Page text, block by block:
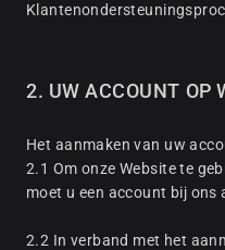
2. UW ACCOUNT OP
Het aanmaken van uw
2.1 Om onze Website te
moet u een account bij ons
2.2 In verband met het